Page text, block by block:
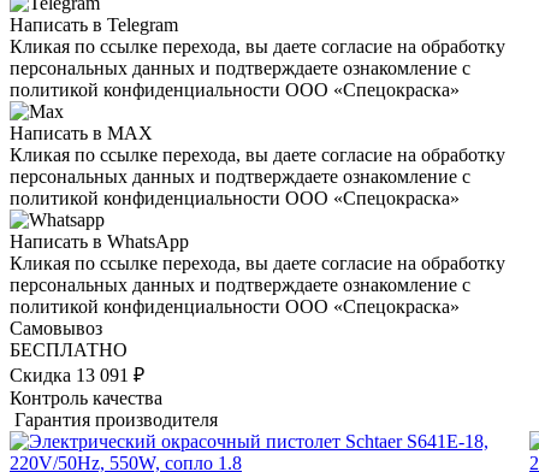
Написать в Telegram
Кликая по ссылке перехода, вы даете согласие на обработку
персональных данных и подтверждаете ознакомление с
политикой конфиденциальности ООО «Спецокраска»
Написать в MAX
Кликая по ссылке перехода, вы даете согласие на обработку
персональных данных и подтверждаете ознакомление с
политикой конфиденциальности ООО «Спецокраска»
Написать в WhatsApp
Кликая по ссылке перехода, вы даете согласие на обработку
персональных данных и подтверждаете ознакомление с
политикой конфиденциальности ООО «Спецокраска»
Самовывоз
БЕСПЛАТНО
Скидка 13 091 ₽
Контроль качества
Гарантия производителя